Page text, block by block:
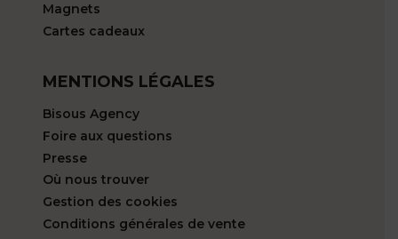
Magnets
Cartes cadeaux
MENTIONS LÉGALES
Bisous Agency
Foire aux questions
Presse
Où nous trouver
Gestion des cookies
Conditions générales de vente